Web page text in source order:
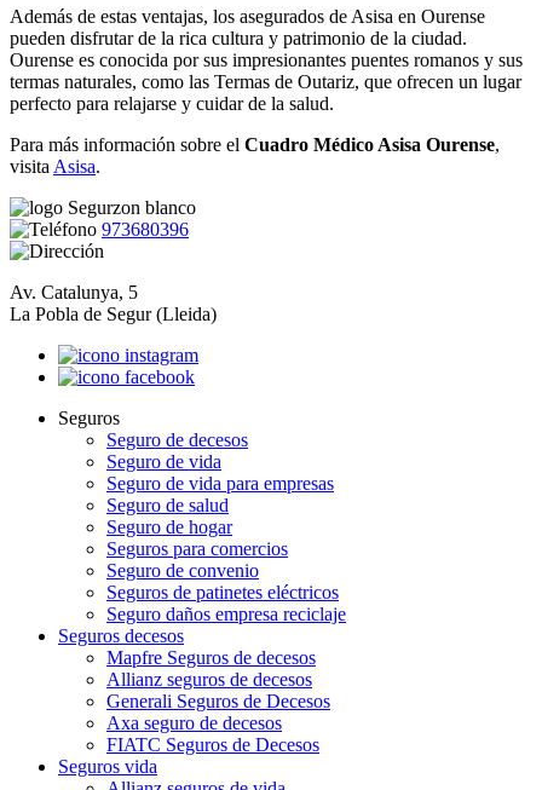
Además de estas ventajas, los asegurados de Asisa en Ourense
pueden disfrutar de la rica cultura y patrimonio de la ciudad.
Ourense es conocida por sus impresionantes puentes romanos y sus
termas naturales, como las Termas de Outariz, que ofrecen un lugar
perfecto para relajarse y cuidar de la salud.
Para más información sobre el Cuadro Médico Asisa Ourense,
visita Asisa.
973680396
Av. Catalunya, 5
La Pobla de Segur (Lleida)
Seguros
Seguro de decesos
Seguro de vida
Seguro de vida para empresas
Seguro de salud
Seguro de hogar
Seguros para comercios
Seguro de convenio
Seguros de patinetes eléctricos
Seguro daños empresa reciclaje
Seguros decesos
Mapfre Seguros de decesos
Allianz seguros de decesos
Generali Seguros de Decesos
Axa seguro de decesos
FIATC Seguros de Decesos
Seguros vida